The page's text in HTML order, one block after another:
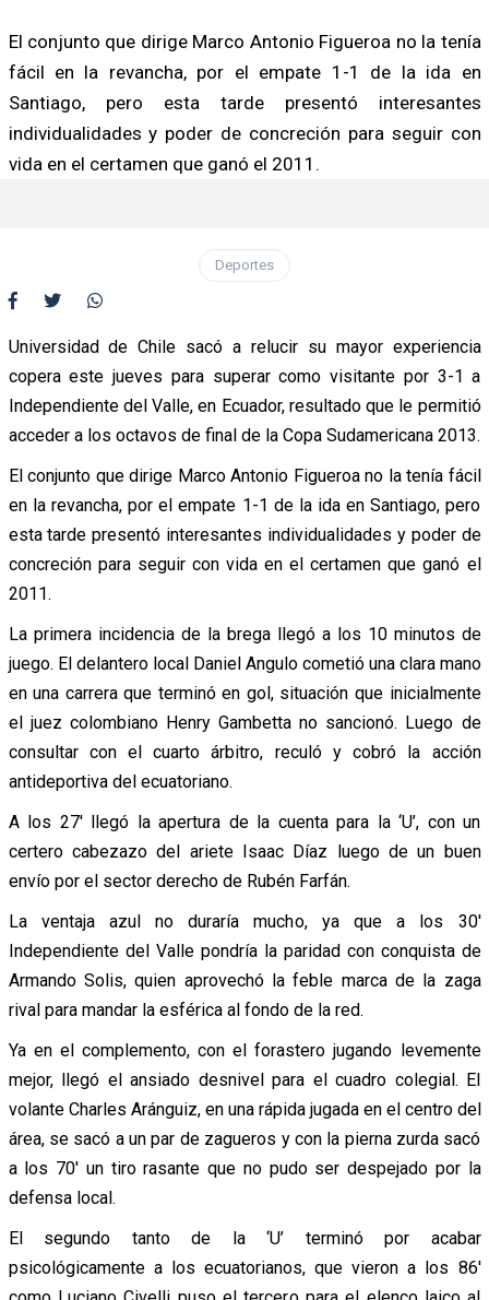
El conjunto que dirige Marco Antonio Figueroa no la tenía
fácil en la revancha, por el empate 1-1 de la ida en
Santiago, pero esta tarde presentó interesantes
individualidades y poder de concreción para seguir con
vida en el certamen que ganó el 2011.
Deportes
Universidad de Chile sacó a relucir su mayor experiencia
copera este jueves para superar como visitante por 3-1 a
Independiente del Valle, en Ecuador, resultado que le permitió
acceder a los octavos de final de la Copa Sudamericana 2013.
El conjunto que dirige Marco Antonio Figueroa no la tenía fácil
en la revancha, por el empate 1-1 de la ida en Santiago, pero
esta tarde presentó interesantes individualidades y poder de
concreción para seguir con vida en el certamen que ganó el
2011.
La primera incidencia de la brega llegó a los 10 minutos de
juego. El delantero local Daniel Angulo cometió una clara mano
en una carrera que terminó en gol, situación que inicialmente
el juez colombiano Henry Gambetta no sancionó. Luego de
consultar con el cuarto árbitro, reculó y cobró la acción
antideportiva del ecuatoriano.
A los 27′ llegó la apertura de la cuenta para la ‘U’, con un
certero cabezazo del ariete Isaac Díaz luego de un buen
envío por el sector derecho de Rubén Farfán.
La ventaja azul no duraría mucho, ya que a los 30′
Independiente del Valle pondría la paridad con conquista de
Armando Solis, quien aprovechó la feble marca de la zaga
rival para mandar la esférica al fondo de la red.
Ya en el complemento, con el forastero jugando levemente
mejor, llegó el ansiado desnivel para el cuadro colegial. El
volante Charles Aránguiz, en una rápida jugada en el centro del
área, se sacó a un par de zagueros y con la pierna zurda sacó
a los 70′ un tiro rasante que no pudo ser despejado por la
defensa local.
El segundo tanto de la ‘U’ terminó por acabar
psicológicamente a los ecuatorianos, que vieron a los 86′